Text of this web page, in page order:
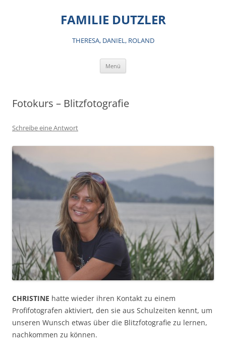
FAMILIE DUTZLER
THERESA, DANIEL, ROLAND
Menü
Fotokurs – Blitzfotografie
Schreibe eine Antwort
CHRISTINE hatte wieder ihren Kontakt zu einem
Profifotografen aktiviert, den sie aus Schulzeiten kennt, um
unseren Wunsch etwas über die Blitzfotografie zu lernen,
nachkommen zu können.